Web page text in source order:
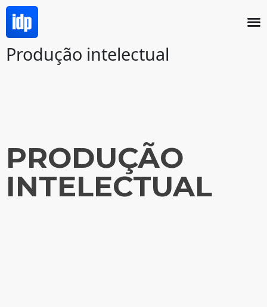
Produção intelectual
PRODUÇÃO
INTELECTUAL